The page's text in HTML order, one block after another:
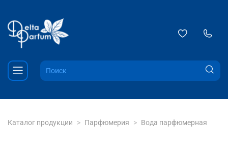
Каталог продукции Парфюмерия Вода парфюмерная